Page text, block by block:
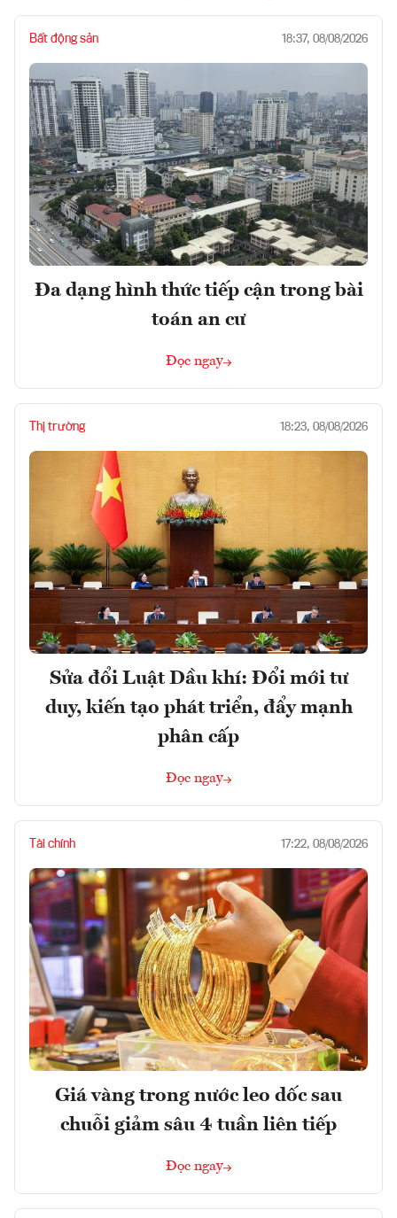
Bất động sản 18:37, 08/08/2026
Đa dạng hình thức tiếp cận trong bài
toán an cư
Đọc ngay
Thị trường 18:23, 08/08/2026
Sửa đổi Luật Dầu khí: Đổi mới tư
duy, kiến tạo phát triển, đẩy mạnh
phân cấp
Đọc ngay
Tài chính 17:22, 08/08/2026
Giá vàng trong nước leo dốc sau
chuỗi giảm sâu 4 tuần liên tiếp
Đọc ngay